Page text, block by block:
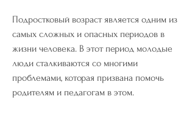
Подростковый возраст является одним из
самых сложных и опасных периодов в
жизни человека. В этот период молодые
люди сталкиваются со многими
проблемами, которая призвана помочь
родителям и педагогам в этом.